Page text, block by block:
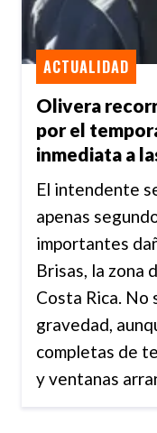
Olivera
por el
inmediata a
ACTUALIDAD
El intendente
apenas
importantes
Brisas, la zona
Costa Rica.
gravedad,
completas de
y ventanas